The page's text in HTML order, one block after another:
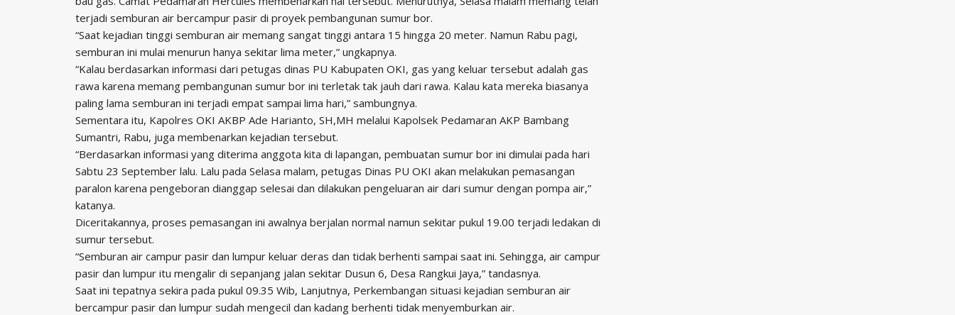
terjadi semburan air bercampur pasir di proyek pembangunan sumur bor.
“Saat kejadian tinggi semburan air memang sangat tinggi antara 15 hingga 20 meter. Namun Rabu pagi,
semburan ini mulai menurun hanya sekitar lima meter,” ungkapnya.
“Kalau berdasarkan informasi dari petugas dinas PU Kabupaten OKI, gas yang keluar tersebut adalah gas
rawa karena memang pembangunan sumur bor ini terletak tak jauh dari rawa. Kalau kata mereka biasanya
paling lama semburan ini terjadi empat sampai lima hari,” sambungnya.
Sementara itu, Kapolres OKI AKBP Ade Harianto, SH,MH melalui Kapolsek Pedamaran AKP Bambang
Sumantri, Rabu, juga membenarkan kejadian tersebut.
“Berdasarkan informasi yang diterima anggota kita di lapangan, pembuatan sumur bor ini dimulai pada hari
Sabtu 23 September lalu. Lalu pada Selasa malam, petugas Dinas PU OKI akan melakukan pemasangan
paralon karena pengeboran dianggap selesai dan dilakukan pengeluaran air dari sumur dengan pompa air,”
katanya.
Diceritakannya, proses pemasangan ini awalnya berjalan normal namun sekitar pukul 19.00 terjadi ledakan di
sumur tersebut.
“Semburan air campur pasir dan lumpur keluar deras dan tidak berhenti sampai saat ini. Sehingga, air campur
pasir dan lumpur itu mengalir di sepanjang jalan sekitar Dusun 6, Desa Rangkui Jaya,” tandasnya.
Saat ini tepatnya sekira pada pukul 09.35 Wib, Lanjutnya, Perkembangan situasi kejadian semburan air
bercampur pasir dan lumpur sudah mengecil dan kadang berhenti tidak menyemburkan air.